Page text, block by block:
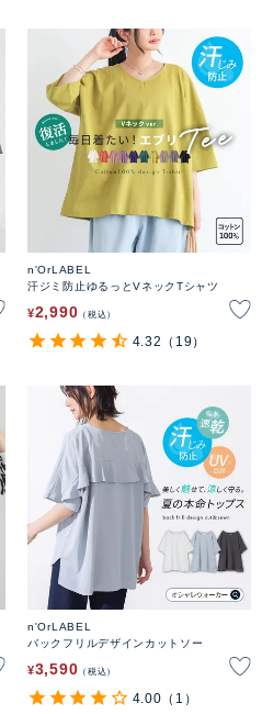
n'OrLABEL
汗ジミ防止ゆるっとVネックTシャツ
¥2,990 税込
4.32 （19）
n'OrLABEL
バックフリルデザインカットソー
¥3,590 税込
4.00 （1）